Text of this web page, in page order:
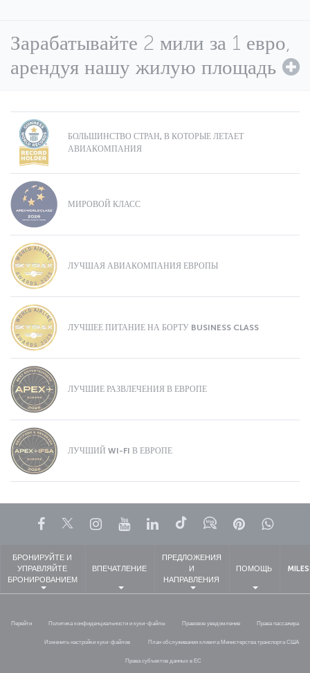
Зарабатывайте 2 мили за 1 евро,
арендуя нашу жилую площадь
БОЛЬШИНСТВО СТРАН, В КОТОРЫЕ ЛЕТАЕТ
АВИАКОМПАНИЯ
МИРОВОЙ КЛАСС
ЛУЧШАЯ АВИАКОМПАНИЯ ЕВРОПЫ
ЛУЧШЕЕ ПИТАНИЕ НА БОРТУ BUSINESS CLASS
ЛУЧШИЕ РАЗВЛЕЧЕНИЯ В ЕВРОПЕ
ЛУЧШИЙ WI-FI В ЕВРОПЕ
Facebook
TwitterInstagram
YouTubeLinkedIn
TikTokБлогPinterest
БРОНИРУЙТЕ И
УПРАВЛЯЙТЕ
БРОНИРОВАНИЕМ
ВПЕЧАТЛЕНИЕ
ПРЕДЛОЖЕНИЯ
И
НАПРАВЛЕНИЯ
ПОМОЩЬ
Перейти Политика конфиденциальности и куки-файлы Правовое уведомление Права пассажира
Изменить настройки куки-файлов План обслуживания клиента Министерства транспорта США
Права субъектов данных в ЕС